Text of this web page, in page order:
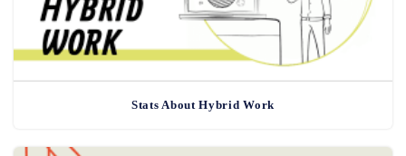
Stats About Hybrid Work